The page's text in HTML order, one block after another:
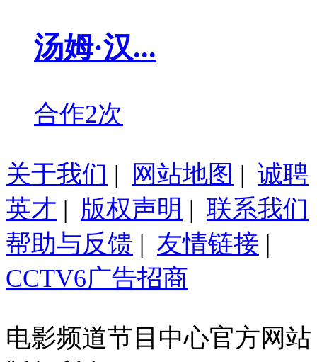
汤姆·汉...
合作2次
关于我们 | 网站地图 | 诚聘
英才 | 版权声明 | 联系我们
帮助与反馈 | 友情链接 |
CCTV6广告招商
电影频道节目中心官方网站